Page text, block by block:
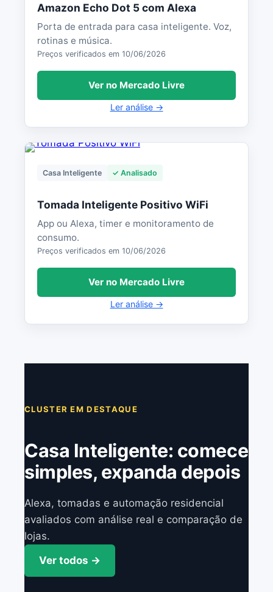
Amazon Echo Dot 5 com Alexa
Porta de entrada para casa inteligente. Voz,
rotinas e música.
Preços verificados em 10/06/2026
Ver no Mercado Livre
Ler análise →
Casa Inteligente ✓ Analisado
Tomada Inteligente Positivo WiFi
App ou Alexa, timer e monitoramento de
consumo.
Preços verificados em 10/06/2026
Ver no Mercado Livre
Ler análise →
CLUSTER EM DESTAQUE
Casa Inteligente: comece
simples, expanda depois
Alexa, tomadas e automação residencial
avaliados com análise real e comparação de
lojas.
Ver todos →